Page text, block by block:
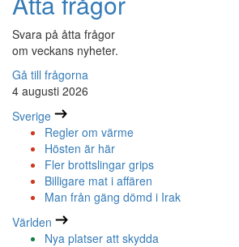
Svara på åtta frågor
om veckans nyheter.
Gå till frågorna
4 augusti 2026
Sverige
Regler om värme
Hösten är här
Fler brottslingar grips
Billigare mat i affären
Man från gäng dömd i Irak
Världen
Nya platser att skydda